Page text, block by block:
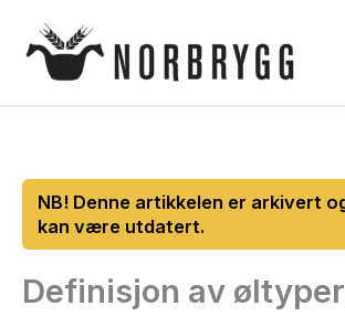
rett
Definisjon av øltyper